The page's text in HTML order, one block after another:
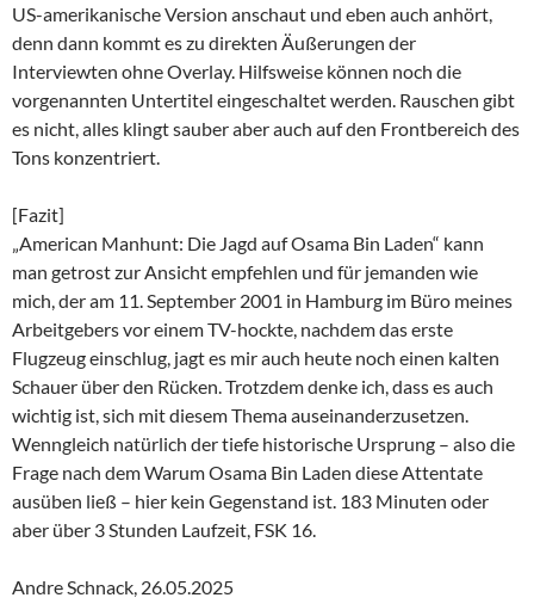
US-amerikanische Version anschaut und eben auch anhört,
denn dann kommt es zu direkten Äußerungen der
Interviewten ohne Overlay. Hilfsweise können noch die
vorgenannten Untertitel eingeschaltet werden. Rauschen gibt
es nicht, alles klingt sauber aber auch auf den Frontbereich des
Tons konzentriert.
[Fazit]
„American Manhunt: Die Jagd auf Osama Bin Laden“ kann
man getrost zur Ansicht empfehlen und für jemanden wie
mich, der am 11. September 2001 in Hamburg im Büro meines
Arbeitgebers vor einem TV-hockte, nachdem das erste
Flugzeug einschlug, jagt es mir auch heute noch einen kalten
Schauer über den Rücken. Trotzdem denke ich, dass es auch
wichtig ist, sich mit diesem Thema auseinanderzusetzen.
Wenngleich natürlich der tiefe historische Ursprung – also die
Frage nach dem Warum Osama Bin Laden diese Attentate
ausüben ließ – hier kein Gegenstand ist. 183 Minuten oder
aber über 3 Stunden Laufzeit, FSK 16.
Andre Schnack, 26.05.2025